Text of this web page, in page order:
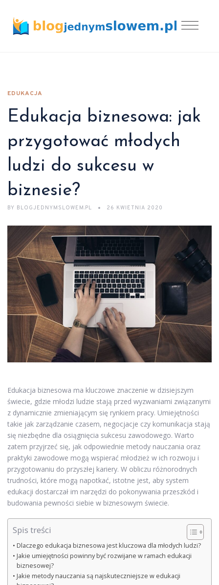
EDUKACJA
Edukacja biznesowa: jak
przygotować młodych
ludzi do sukcesu w
biznesie?
BY BLOGJEDNYMSLOWEM.PL 26 KWIETNIA 2020
Edukacja biznesowa ma kluczowe znaczenie w dzisiejszym
świecie, gdzie młodzi ludzie stają przed wyzwaniami związanymi
z dynamicznie zmieniającym się rynkiem pracy. Umiejętności
takie jak zarządzanie czasem, negocjacje czy komunikacja stają
się niezbędne dla osiągnięcia sukcesu zawodowego. Warto
zatem przyjrzeć się, jak odpowiednie metody nauczania oraz
praktyki zawodowe mogą wspierać młodzież w ich rozwoju i
przygotowaniu do przyszłej kariery. W obliczu różnorodnych
trudności, które mogą napotkać, istotne jest, aby system
edukacji dostarczał im narzędzi do pokonywania przeszkód i
budowania pewności siebie w biznesowym świecie.
Spis treści
Dlaczego edukacja biznesowa jest kluczowa dla młodych ludzi?
Jakie umiejętności powinny być rozwijane w ramach edukacji
biznesowej?
Jakie metody nauczania są najskuteczniejsze w edukacji